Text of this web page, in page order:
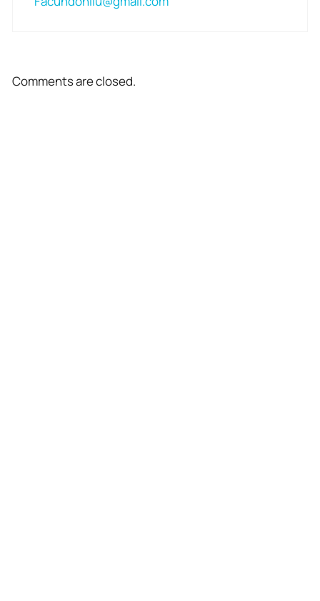
Comments are closed.